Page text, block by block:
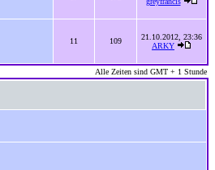
11 109
21.10.2012, 23:36
ARKY
Alle Zeiten sind GMT + 1 Stunde